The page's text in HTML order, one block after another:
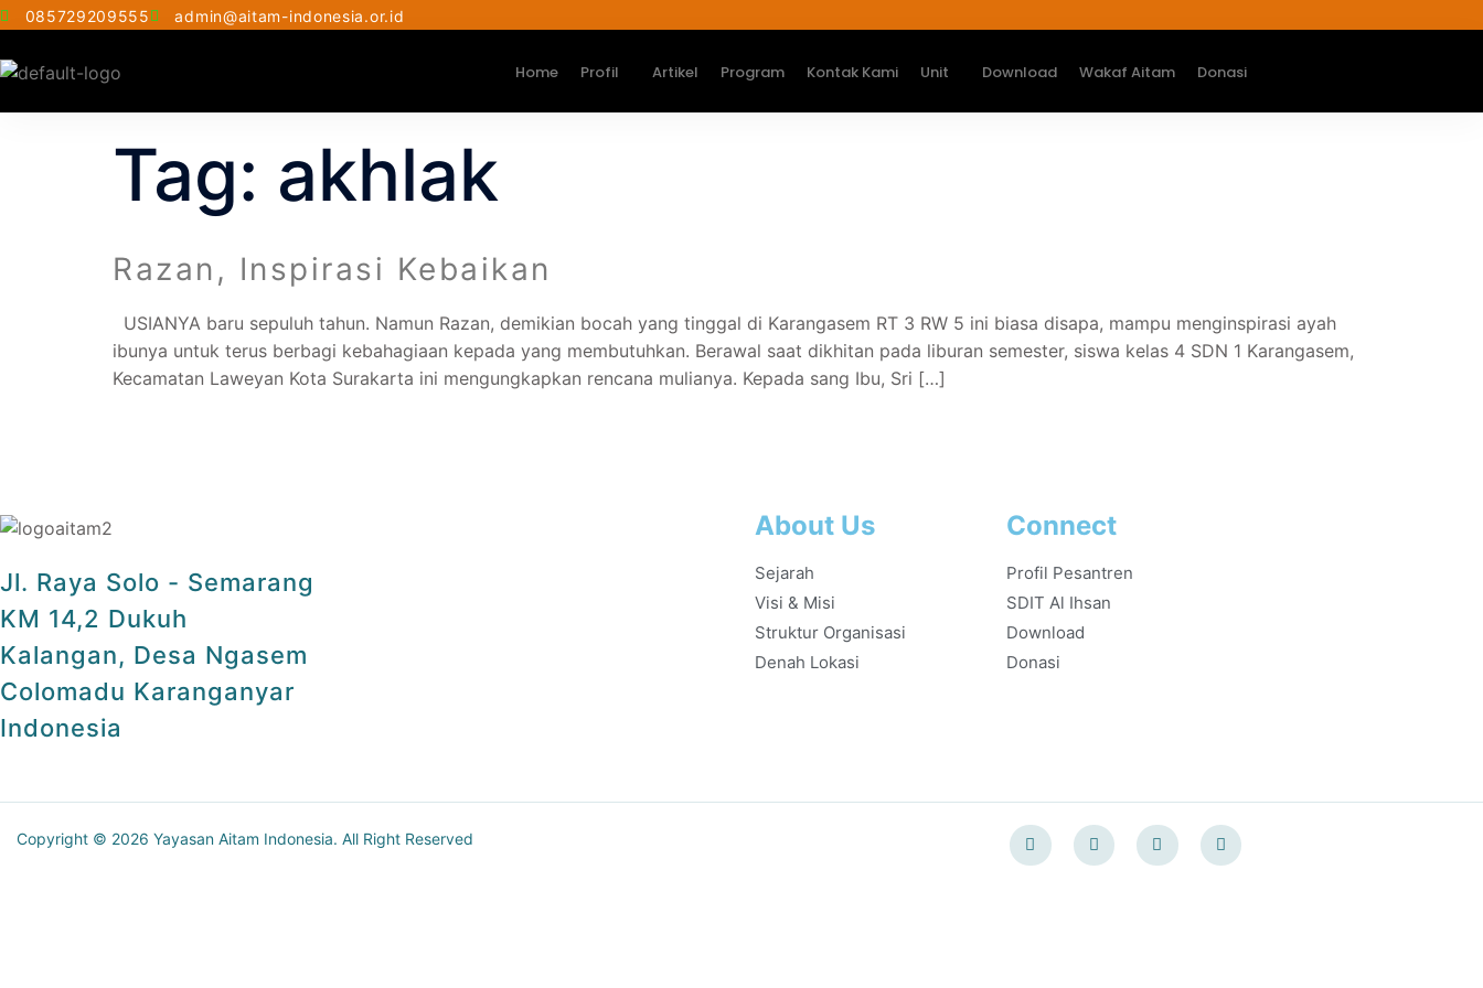
085729209555 admin@aitam-indonesia.or.id
Home Profil Artikel Program Kontak Kami Unit Download Wakaf Aitam Donasi
Tag: akhlak
Razan, Inspirasi Kebaikan
USIANYA baru sepuluh tahun. Namun Razan, demikian bocah yang tinggal di Karangasem RT 3 RW 5 ini biasa disapa, mampu menginspirasi ayah
ibunya untuk terus berbagi kebahagiaan kepada yang membutuhkan. Berawal saat dikhitan pada liburan semester, siswa kelas 4 SDN 1 Karangasem,
Kecamatan Laweyan Kota Surakarta ini mengungkapkan rencana mulianya. Kepada sang Ibu, Sri […]
Jl. Raya Solo - Semarang
KM 14,2 Dukuh
Kalangan, Desa Ngasem
Colomadu Karanganyar
Indonesia
About Us
Sejarah
Visi & Misi
Struktur Organisasi
Denah Lokasi
Connect
Profil Pesantren
SDIT Al Ihsan
Download
Donasi
Copyright © 2026 Yayasan Aitam Indonesia. All Right Reserved